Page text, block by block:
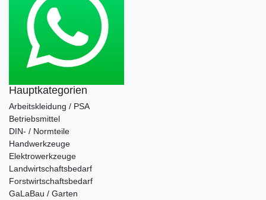
Hauptkategorien
Arbeitskleidung / PSA
Betriebsmittel
DIN- / Normteile
Handwerkzeuge
Elektrowerkzeuge
Landwirtschaftsbedarf
Forstwirtschaftsbedarf
GaLaBau / Garten